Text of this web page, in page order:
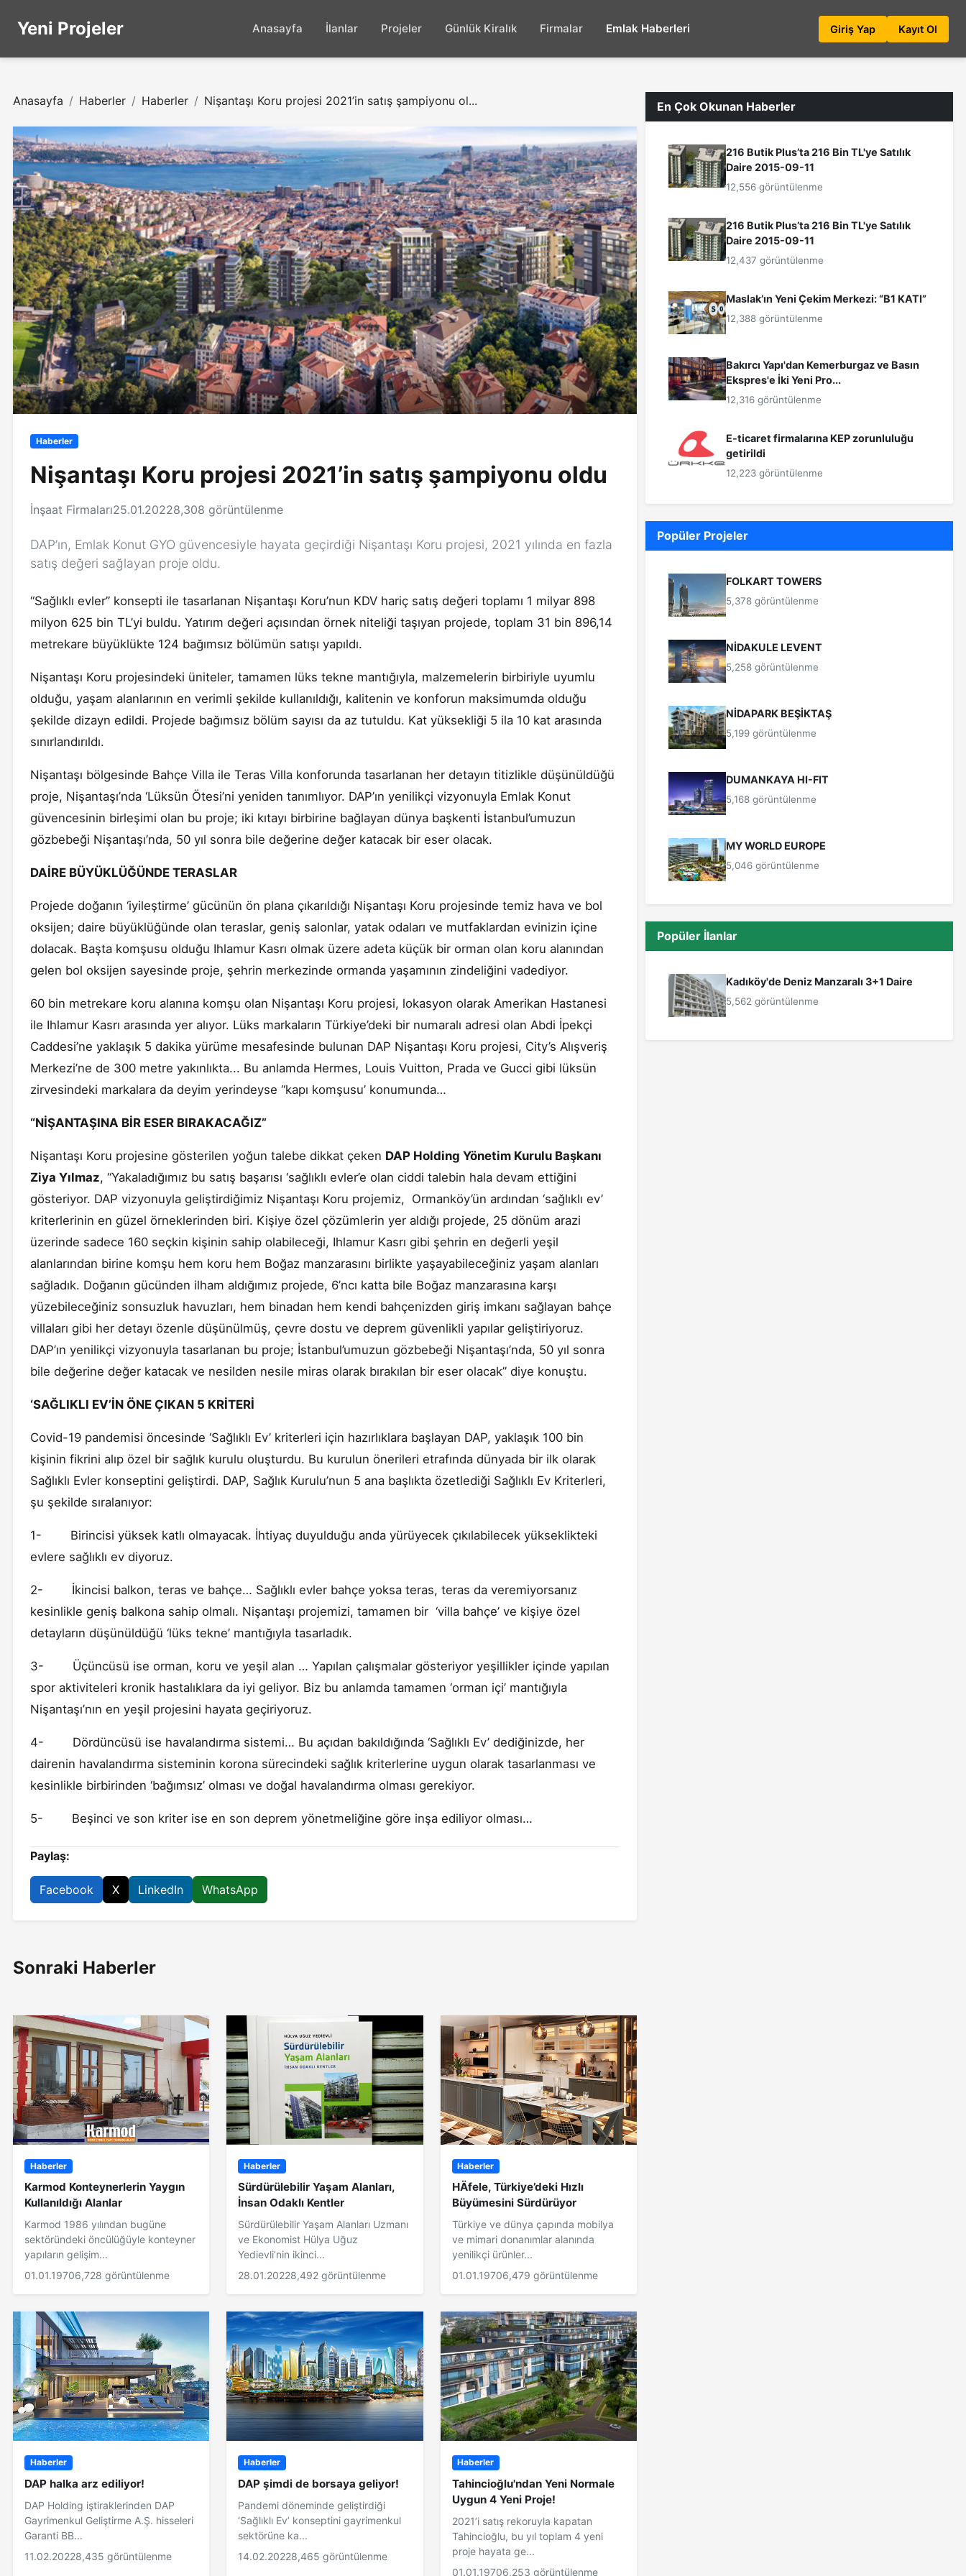
Yeni Projeler Anasayfa İlanlar Projeler Günlük Kiralık Firmalar Emlak Haberleri Giriş Yap Kayıt Ol
Anasayfa Haberler Haberler Nişantaşı Koru projesi 2021’in satış şampiyonu ol...
Haberler
Nişantaşı Koru projesi 2021’in satış şampiyonu oldu
İnşaat Firmaları25.01.20228,308 görüntülenme
DAP’ın, Emlak Konut GYO güvencesiyle hayata geçirdiği Nişantaşı Koru projesi, 2021 yılında en fazla
satış değeri sağlayan proje oldu.
“Sağlıklı evler” konsepti ile tasarlanan Nişantaşı Koru’nun KDV hariç satış değeri toplamı 1 milyar 898
milyon 625 bin TL’yi buldu. Yatırım değeri açısından örnek niteliği taşıyan projede, toplam 31 bin 896,14
metrekare büyüklükte 124 bağımsız bölümün satışı yapıldı.
Nişantaşı Koru projesindeki üniteler, tamamen lüks tekne mantığıyla, malzemelerin birbiriyle uyumlu
olduğu, yaşam alanlarının en verimli şekilde kullanıldığı, kalitenin ve konforun maksimumda olduğu
şekilde dizayn edildi. Projede bağımsız bölüm sayısı da az tutuldu. Kat yüksekliği 5 ila 10 kat arasında
sınırlandırıldı.
Nişantaşı bölgesinde Bahçe Villa ile Teras Villa konforunda tasarlanan her detayın titizlikle düşünüldüğü
proje, Nişantaşı’nda ‘Lüksün Ötesi’ni yeniden tanımlıyor. DAP’ın yenilikçi vizyonuyla Emlak Konut
güvencesinin birleşimi olan bu proje; iki kıtayı birbirine bağlayan dünya başkenti İstanbul’umuzun
gözbebeği Nişantaşı’nda, 50 yıl sonra bile değerine değer katacak bir eser olacak.
DAİRE BÜYÜKLÜĞÜNDE TERASLAR
Projede doğanın ‘iyileştirme’ gücünün ön plana çıkarıldığı Nişantaşı Koru projesinde temiz hava ve bol
oksijen; daire büyüklüğünde olan teraslar, geniş salonlar, yatak odaları ve mutfaklardan evinizin içine
dolacak. Başta komşusu olduğu Ihlamur Kasrı olmak üzere adeta küçük bir orman olan koru alanından
gelen bol oksijen sayesinde proje, şehrin merkezinde ormanda yaşamının zindeliğini vadediyor.
60 bin metrekare koru alanına komşu olan Nişantaşı Koru projesi, lokasyon olarak Amerikan Hastanesi
ile Ihlamur Kasrı arasında yer alıyor. Lüks markaların Türkiye’deki bir numaralı adresi olan Abdi İpekçi
Caddesi’ne yaklaşık 5 dakika yürüme mesafesinde bulunan DAP Nişantaşı Koru projesi, City’s Alışveriş
Merkezi’ne de 300 metre yakınlıkta... Bu anlamda Hermes, Louis Vuitton, Prada ve Gucci gibi lüksün
zirvesindeki markalara da deyim yerindeyse “kapı komşusu’ konumunda…
“NİŞANTAŞINA BİR ESER BIRAKACAĞIZ”
Nişantaşı Koru projesine gösterilen yoğun talebe dikkat çeken DAP Holding Yönetim Kurulu Başkanı
Ziya Yılmaz, “Yakaladığımız bu satış başarısı ‘sağlıklı evler’e olan ciddi talebin hala devam ettiğini
gösteriyor. DAP vizyonuyla geliştirdiğimiz Nişantaşı Koru projemiz, Ormanköy’ün ardından ‘sağlıklı ev’
kriterlerinin en güzel örneklerinden biri. Kişiye özel çözümlerin yer aldığı projede, 25 dönüm arazi
üzerinde sadece 160 seçkin kişinin sahip olabileceği, Ihlamur Kasrı gibi şehrin en değerli yeşil
alanlarından birine komşu hem koru hem Boğaz manzarasını birlikte yaşayabileceğiniz yaşam alanları
sağladık. Doğanın gücünden ilham aldığımız projede, 6’ncı katta bile Boğaz manzarasına karşı
yüzebileceğiniz sonsuzluk havuzları, hem binadan hem kendi bahçenizden giriş imkanı sağlayan bahçe
villaları gibi her detayı özenle düşünülmüş, çevre dostu ve deprem güvenlikli yapılar geliştiriyoruz.
DAP’ın yenilikçi vizyonuyla tasarlanan bu proje; İstanbul’umuzun gözbebeği Nişantaşı’nda, 50 yıl sonra
bile değerine değer katacak ve nesilden nesile miras olarak bırakılan bir eser olacak” diye konuştu.
‘SAĞLIKLI EV’İN ÖNE ÇIKAN 5 KRİTERİ
Covid-19 pandemisi öncesinde ‘Sağlıklı Ev’ kriterleri için hazırlıklara başlayan DAP, yaklaşık 100 bin
kişinin fikrini alıp özel bir sağlık kurulu oluşturdu. Bu kurulun önerileri etrafında dünyada bir ilk olarak
Sağlıklı Evler konseptini geliştirdi. DAP, Sağlık Kurulu’nun 5 ana başlıkta özetlediği Sağlıklı Ev Kriterleri,
şu şekilde sıralanıyor:
1- Birincisi yüksek katlı olmayacak. İhtiyaç duyulduğu anda yürüyecek çıkılabilecek yükseklikteki
evlere sağlıklı ev diyoruz.
2- İkincisi balkon, teras ve bahçe… Sağlıklı evler bahçe yoksa teras, teras da veremiyorsanız
kesinlikle geniş balkona sahip olmalı. Nişantaşı projemizi, tamamen bir ‘villa bahçe’ ve kişiye özel
detayların düşünüldüğü ‘lüks tekne’ mantığıyla tasarladık.
3- Üçüncüsü ise orman, koru ve yeşil alan … Yapılan çalışmalar gösteriyor yeşillikler içinde yapılan
spor aktiviteleri kronik hastalıklara da iyi geliyor. Biz bu anlamda tamamen ‘orman içi’ mantığıyla
Nişantaşı’nın en yeşil projesini hayata geçiriyoruz.
4- Dördüncüsü ise havalandırma sistemi… Bu açıdan bakıldığında ‘Sağlıklı Ev’ dediğinizde, her
dairenin havalandırma sisteminin korona sürecindeki sağlık kriterlerine uygun olarak tasarlanması ve
kesinlikle birbirinden ‘bağımsız’ olması ve doğal havalandırma olması gerekiyor.
5- Beşinci ve son kriter ise en son deprem yönetmeliğine göre inşa ediliyor olması…
Paylaş:
Facebook X LinkedIn WhatsApp
Sonraki Haberler
Haberler
Karmod Konteynerlerin Yaygın
Kullanıldığı Alanlar
Karmod 1986 yılından bugüne
sektöründeki öncülüğüyle konteyner
yapıların gelişim...
01.01.19706,728 görüntülenme
Haberler
Sürdürülebilir Yaşam Alanları,
İnsan Odaklı Kentler
Sürdürülebilir Yaşam Alanları Uzmanı
ve Ekonomist Hülya Uğuz
Yedievli’nin ikinci...
28.01.20228,492 görüntülenme
Haberler
HÄfele, Türkiye’deki Hızlı
Büyümesini Sürdürüyor
Türkiye ve dünya çapında mobilya
ve mimari donanımlar alanında
yenilikçi ürünler...
01.01.19706,479 görüntülenme
Haberler
DAP halka arz ediliyor!
DAP Holding iştiraklerinden DAP
Gayrimenkul Geliştirme A.Ş. hisseleri
Garanti BB...
11.02.20228,435 görüntülenme
Haberler
DAP şimdi de borsaya geliyor!
Pandemi döneminde geliştirdiği
‘Sağlıklı Ev’ konseptini gayrimenkul
sektörüne ka...
14.02.20228,465 görüntülenme
Haberler
Tahincioğlu'ndan Yeni Normale
Uygun 4 Yeni Proje!
2021’i satış rekoruyla kapatan
Tahincioğlu, bu yıl toplam 4 yeni
proje hayata ge...
01.01.19706,253 görüntülenme
En Çok Okunan Haberler
216 Butik Plus’ta 216 Bin TL'ye Satılık
Daire 2015-09-11
12,556 görüntülenme
216 Butik Plus’ta 216 Bin TL'ye Satılık
Daire 2015-09-11
12,437 görüntülenme
Maslak’ın Yeni Çekim Merkezi: “B1 KATI”
12,388 görüntülenme
Bakırcı Yapı'dan Kemerburgaz ve Basın
Ekspres'e İki Yeni Pro...
12,316 görüntülenme
E-ticaret firmalarına KEP zorunluluğu
getirildi
12,223 görüntülenme
Popüler Projeler
FOLKART TOWERS
5,378 görüntülenme
NİDAKULE LEVENT
5,258 görüntülenme
NİDAPARK BEŞİKTAŞ
5,199 görüntülenme
DUMANKAYA HI-FIT
5,168 görüntülenme
MY WORLD EUROPE
5,046 görüntülenme
Popüler İlanlar
Kadıköy'de Deniz Manzaralı 3+1 Daire
5,562 görüntülenme